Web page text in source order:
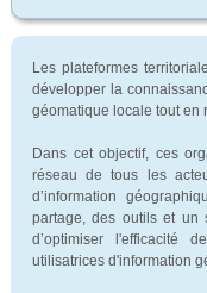
Les plateformes
développer la
géomatique locale tout en
Dans cet objectif, ces
réseau de tous les
d’information
partage, des outils et un
d’optimiser l'efficacité
utilisatrices d'information